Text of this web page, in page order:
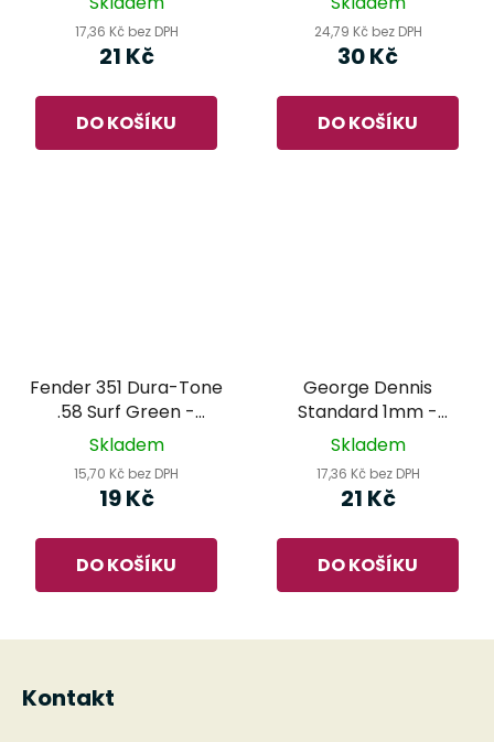
17,36 Kč bez DPH
21 Kč
DO KOŠÍKU
24,79 Kč bez DPH
30 Kč
DO KOŠÍKU
Fender 351 Dura-Tone
.58 Surf Green -
trsátko
Skladem
15,70 Kč bez DPH
19 Kč
DO KOŠÍKU
George Dennis
Standard 1mm -
trsátko
Skladem
17,36 Kč bez DPH
21 Kč
DO KOŠÍKU
Kontakt